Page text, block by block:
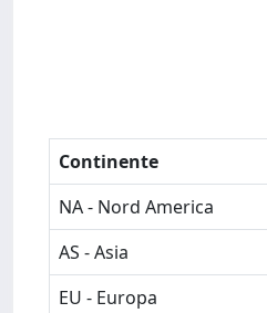
Continente
NA - Nord America
AS - Asia
EU - Europa